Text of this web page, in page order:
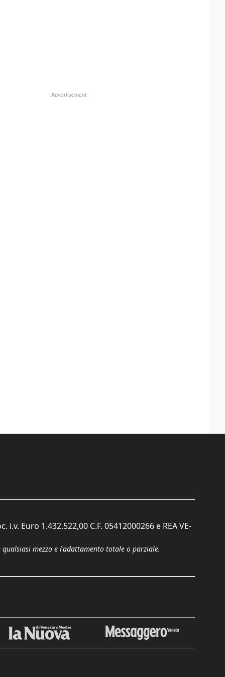
Euro 1.432.522,00 C.F. 05412000266 e REA VE-
mezzo e l'adattamento totale o parziale.